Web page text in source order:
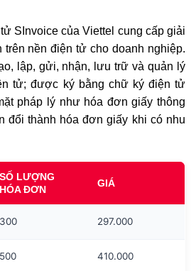
SInvoice của Viettel cung cấp giải
nền điện tử cho doanh nghiệp.
lập, gửi, nhận, lưu trữ và quản lý
tử; được ký bằng chữ ký điện tử
pháp lý như hóa đơn giấy thông
đổi thành hóa đơn giấy khi có nhu
SỐ LƯỢNG
HÓA ĐƠN
GIÁ
300 297.000
500 410.000